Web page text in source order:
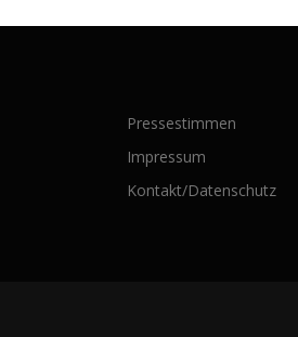
Pressestimmen
Impressum
Kontakt/Datenschutz